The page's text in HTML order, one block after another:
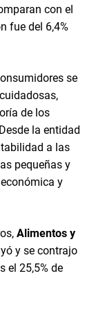
con el
fue del 6,4%
se
de los
la entidad
a las
pequeñas y
y
Alimentos y
y se contrajo
el 25,5% de